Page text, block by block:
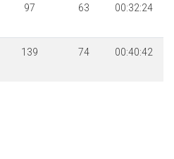
97 63 00:32:24
139 74 00:40:42